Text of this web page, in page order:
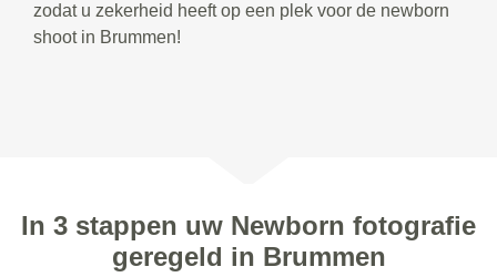
zodat u zekerheid heeft op een plek voor de newborn
shoot in Brummen!
In 3 stappen uw Newborn fotografie
geregeld in Brummen